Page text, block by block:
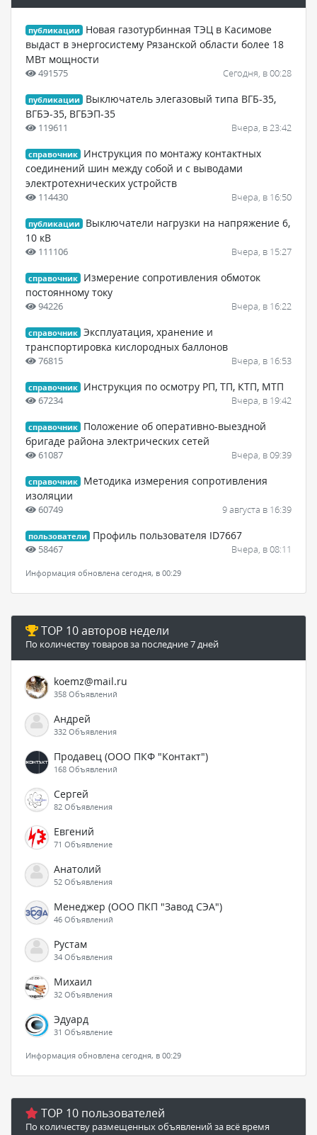
публикации
Новая газотурбинная ТЭЦ в Касимове
выдаст в энергосистему Рязанской области более 18
МВт мощности
491575 Сегодня, в 00:28
публикации
Выключатель элегазовый типа ВГБ-35,
ВГБЭ-35, ВГБЭП-35
119611 Вчера, в 23:42
справочник
Инструкция по монтажу контактных
соединений шин между собой и с выводами
электротехнических устройств
114430 Вчера, в 16:50
публикации
Выключатели нагрузки на напряжение 6,
10 кВ
111106 Вчера, в 15:27
справочник
Измерение сопротивления обмоток
постоянному току
94226 Вчера, в 16:22
справочник Эксплуатация, хранение и
транспортировка кислородных баллонов
76815 Вчера, в 16:53
справочник Инструкция по осмотру РП, ТП, КТП, МТП
67234 Вчера, в 19:42
справочник
Положение об оперативно-выездной
бригаде района электрических сетей
61087 Вчера, в 09:39
справочник
Методика измерения сопротивления
изоляции
60749 9 августа в 16:39
пользователи Профиль пользователя ID7667
58467 Вчера, в 08:11
Информация обновлена сегодня, в 00:29
TOP 10 авторов недели
По количеству товаров за последние 7 дней
koemz@mail.ru
358 Объявлений
Андрей
332 Объявления
Продавец (ООО ПКФ "Контакт")
168 Объявлений
Сергей
82 Объявления
Евгений
71 Объявление
Анатолий
52 Объявления
Менеджер (ООО ПКП "Завод СЭА")
46 Объявлений
Рустам
34 Объявления
Михаил
32 Объявления
Эдуард
31 Объявление
Информация обновлена сегодня, в 00:29
TOP 10 пользователей
По количеству размещенных объявлений за всё время